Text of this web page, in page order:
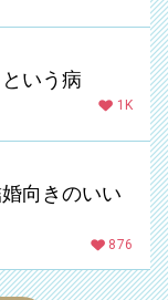
いう病
1K
向きのいい
876